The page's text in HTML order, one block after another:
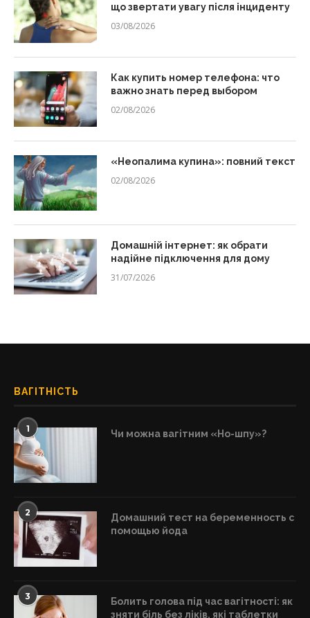
що звертати увагу після інциденту
03/08/2026
Как купить номер телефона: что
важно знать перед выбором
02/08/2026
«Неопалима купина»: повний текст
02/08/2026
Домашній інтернет: як обрати
надійне підключення для дому
31/07/2026
ВАГІТНІСТЬ
1 Чи можна вагітним «Но-шпу»?
2
Домашний тест на беременность с
помощью йода
3
Болить голова під час вагітності: як
зняти біль без ліків, які таблетки